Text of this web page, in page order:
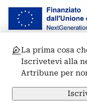
© 2011-2026
00186 Roma - P.I.
Privacy: Responsabile
ARTRIBUNE srl –
Termini e condizioni
La prima cosa
Iscrivetevi alla
Artribune per